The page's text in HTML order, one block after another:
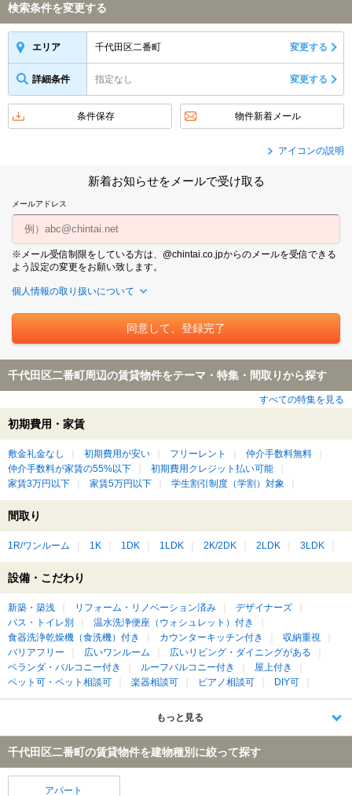
検索条件を変更する
エリア 千代田区二番町 変更する
詳細条件 指定なし 変更する
条件保存 物件新着メール
アイコンの説明
新着お知らせをメールで受け取る
メールアドレス
※メール受信制限をしている方は、@chintai.co.jpからのメールを受信できる
よう設定の変更をお願い致します。
個人情報の取り扱いについて
千代田区二番町周辺の賃貸物件をテーマ・特集・間取りから探す
すべての特集を見る
初期費用・家賃
敷金礼金なし 初期費用が安い フリーレント
仲介手数料無料
仲介手数料が家賃の55%以下
初期費用クレジット払い可能
家賃3万円以下
家賃5万円以下 学生割引制度（学割）対象
間取り
1R/ワンルーム 1K 1DK 1LDK 2K/2DK 2LDK 3LDK
設備・こだわり
新築・築浅 リフォーム・リノベーション済み
デザイナーズ
バス・トイレ別
温水洗浄便座（ウォシュレット）付き
食器洗浄乾燥機（食洗機）付き
カウンターキッチン付き
収納重視
バリアフリー
広いワンルーム
広いリビング・ダイニングがある
ベランダ・バルコニー付き
ルーフバルコニー付き
屋上付き
ペット可・ペット相談可
楽器相談可 ピアノ相談可 DIY可
もっと見る
千代田区二番町の賃貸物件を建物種別に絞って探す
アパート